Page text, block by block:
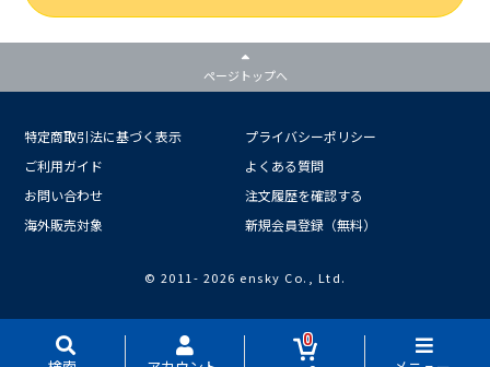
0
ページトップへ
特定商取引法に基づく表示
プライバシーポリシー
ご利用ガイド
よくある質問
お問い合わせ
注文履歴を確認する
海外販売対象
新規会員登録（無料）
© 2011- 2026 ensky Co., Ltd.